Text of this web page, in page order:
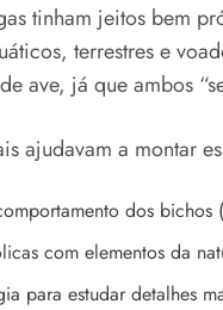
tinham jeitos bem
terrestres e
ave, já que ambos
ajudavam a montar
dos
com elementos da
para estudar detalhes